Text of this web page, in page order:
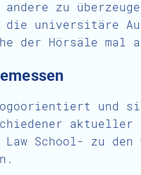
andere zu
die universitäre
der Hörsäle mal
und
aktueller
School- zu den